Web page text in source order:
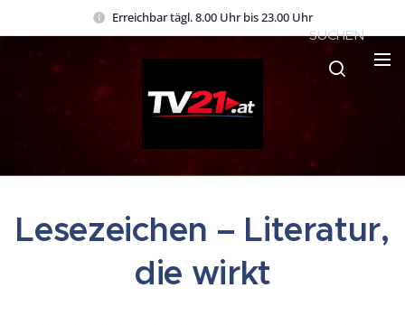
Erreichbar tägl. 8.00 Uhr bis 23.00 Uhr
SUCHEN
Lesezeichen – Literatur,
die wirkt